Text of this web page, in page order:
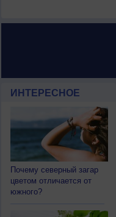
ИНТЕРЕСНОЕ
Почему северный загар
цветом отличается от
южного?